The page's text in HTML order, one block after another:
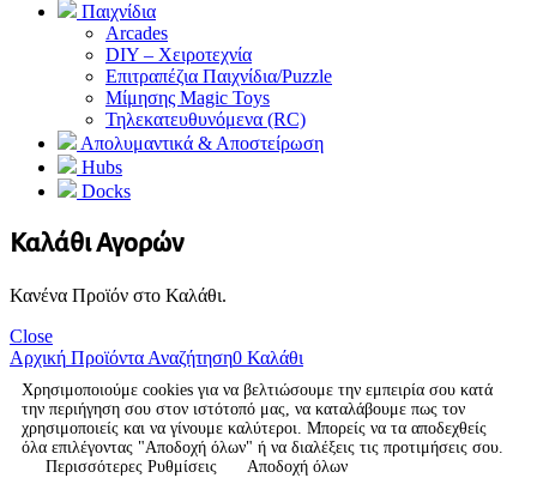
Παιχνίδια
Arcades
DIY – Χειροτεχνία
Επιτραπέζια Παιχνίδια/Puzzle
Μίμησης Magic Toys
Τηλεκατευθυνόμενα (RC)
Απολυμαντικά & Αποστείρωση
Hubs
Docks
Καλάθι Αγορών
Κανένα Προϊόν στο Καλάθι.
Close
Αρχική Προϊόντα Αναζήτηση0 Καλάθι
Χρησιμοποιούμε cookies για να βελτιώσουμε την εμπειρία σου κατά
την περιήγηση σου στον ιστότοπό μας, να καταλάβουμε πως τον
χρησιμοποιείς και να γίνουμε καλύτεροι. Μπορείς να τα αποδεχθείς
όλα επιλέγοντας "Αποδοχή όλων" ή να διαλέξεις τις προτιμήσεις σου.
Περισσότερες Ρυθμίσεις
Αποδοχή όλων